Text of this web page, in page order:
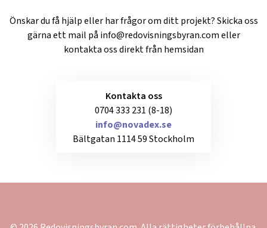
Önskar du få hjälp eller har frågor om ditt projekt? Skicka oss
gärna ett mail på info@redovisningsbyran.comeller
kontakta oss direkt från hemsidan
Kontakta oss
0704 333 231 (8-18)
info@novadex.se
Bältgatan 1114 59 Stockholm